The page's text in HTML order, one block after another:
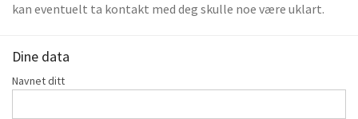
kan eventuelt ta kontakt med deg skulle noe være uklart.
Dine data
Navnet ditt